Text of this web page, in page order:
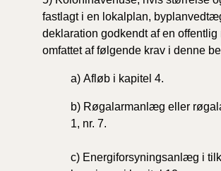
fastlagt i en lokalplan,
deklaration godkendt af en offentlig
omfattet af følgende krav i denne
a) Afløb i kapitel 4.
b) Røgalarmanlæg eller
1, nr. 7.
c) Energiforsyningsanlæg i